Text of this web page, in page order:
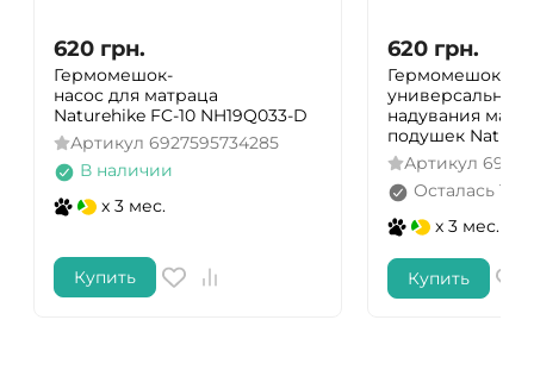
620 грн.
Гермомешок-
насос для матраца
Naturehike FC-10 NH19Q033-D
Артикул 6927595734285
В наличии
x 3 мес.
Купить
620 грн.
Гермомешок-
универсальный
надувания
подушек
Артикул
Осталась 1
x 3 мес.
Купить